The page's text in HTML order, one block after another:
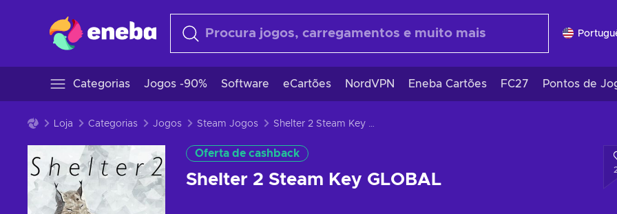
Categorias Jogos -90% Software eCartões NordVPN Eneba Cartões FC27 Pontos de
Loja Categorias Jogos Steam Jogos Shelter 2 Steam Key GLOBAL
Oferta de cashback
Shelter 2 Steam Key GLOBAL